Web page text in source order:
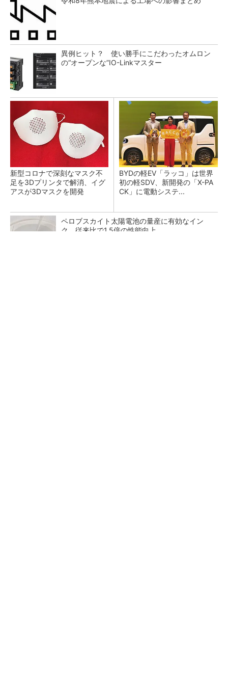
異例ヒット？ 使い勝手にこだわったオムロン
の“オープンな”IO-Linkマスター
新型コロナで深刻なマスク不
足を3Dプリンタで解消、イグ
アスが3Dマスクを開発
BYDの軽EV「ラッコ」は世界
初の軽SDV、新開発の「X-PA
CK」に電動システ...
ペロブスカイト太陽電池の量産に有効なイン
ク、従来比で1.5倍の性能向上